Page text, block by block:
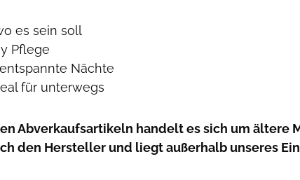
es sein soll
Pflege
Nächte
für unterwegs
Abverkaufsartikeln handelt es sich um
den Hersteller und liegt außerhalb unseres